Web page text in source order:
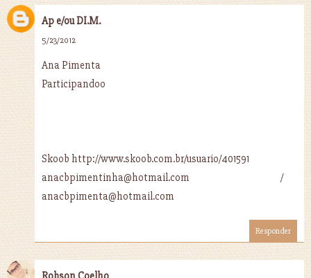
Ap e/ou DI.M.
5/23/2012
Ana Pimenta
Participandoo
Skoob http://www.skoob.com.br/usuario/401591
anacbpimentinha@hotmail.com /
anacbpimenta@hotmail.com
Responder